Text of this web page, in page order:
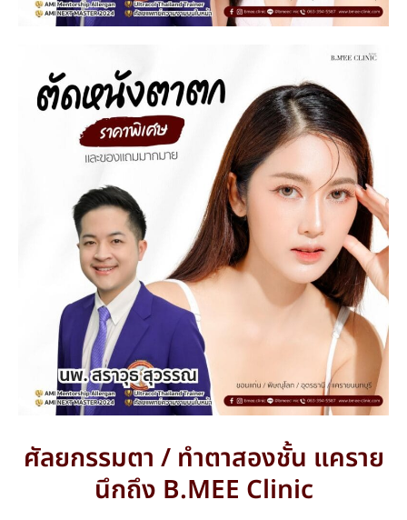
ศัลยกรรมตา / ทำตาสองชั้น แคราย
นึกถึง B.MEE Clinic